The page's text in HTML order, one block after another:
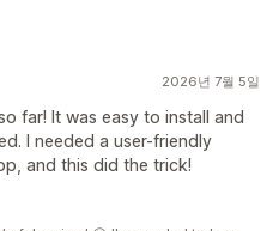
2026년 7월 5일
far! It was easy to install and
I needed a user-friendly
and this did the trick!